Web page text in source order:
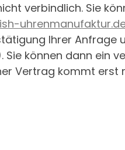
verbindlich. Sie
Ihrer
können dann ein
Vertrag kommt